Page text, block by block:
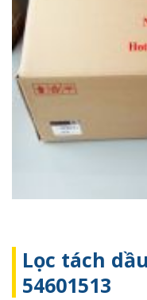
Lọc tách
54601513